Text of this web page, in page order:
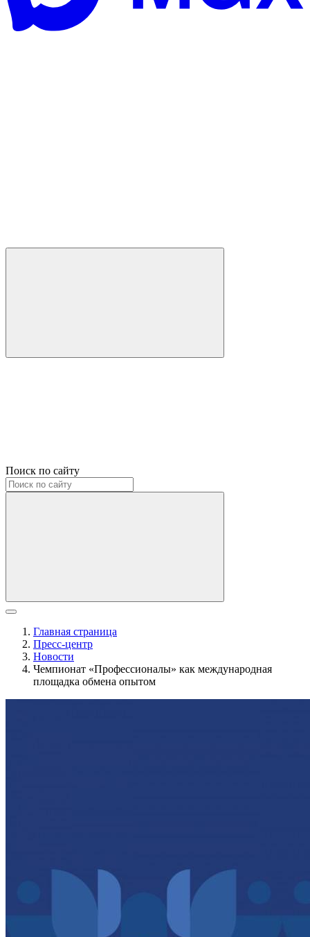
Поиск по сайту
Главная страница
Пресс-центр
Новости
Чемпионат «Профессионалы» как международная
площадка обмена опытом